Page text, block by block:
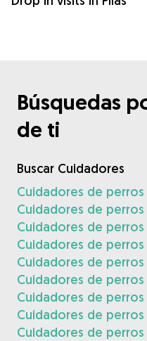
Búsquedas
de ti
Buscar Cuidadores
Cuidadores de
Cuidadores de
Cuidadores de perros
Cuidadores de
Cuidadores de
Cuidadores de
Cuidadores de
Cuidadores de
Cuidadores de